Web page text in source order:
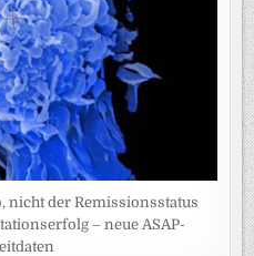
nicht der Remissionsstatus
– neue ASAP-